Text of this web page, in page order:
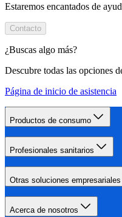
Estaremos encantados de
Contacto
¿Buscas algo más?
Descubre todas las opciones
Página de inicio de asistencia
Productos de consumo
Profesionales sanitarios
Otras soluciones empresariales
Acerca de nosotros